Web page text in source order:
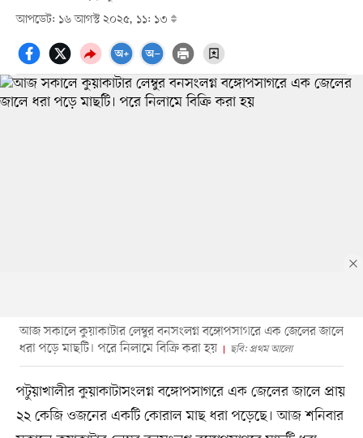
আপডেট: ১৬ আগস্ট ২০২৫, ১১: ১৩
আজ সকালে কুয়াকাটার লেম্বুর বনসংলগ্ন বঙ্গোপসাগরে এক জেলের জালে
ধরা পড়ে মাছটি। পরে নিলামে বিক্রি করা হয়
ছবি: প্রথম আলো
পটুয়াখালীর কুয়াকাটাসংলগ্ন বঙ্গোপসাগরে এক জেলের জালে প্রায়
২২ কেজি ওজনের একটি কোরাল মাছ ধরা পড়েছে। আজ শনিবার